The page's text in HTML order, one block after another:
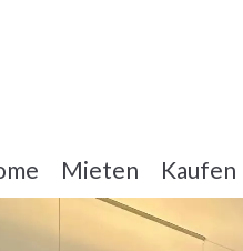
Mieten Kaufen